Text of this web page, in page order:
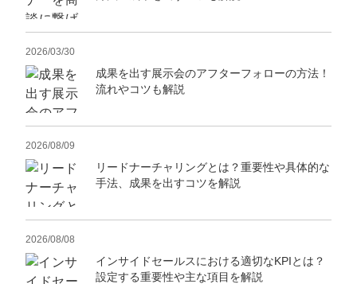
2026/03/30
成果を出す展示会のアフターフォローの方法！
流れやコツも解説
2026/08/09
リードナーチャリングとは？重要性や具体的な
手法、成果を出すコツを解説
2026/08/08
インサイドセールスにおける適切なKPIとは？
設定する重要性や主な項目を解説